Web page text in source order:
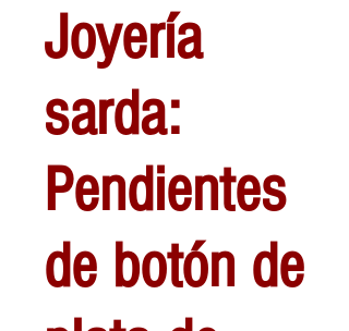
Joyería
sarda:
Pendientes
de botón de